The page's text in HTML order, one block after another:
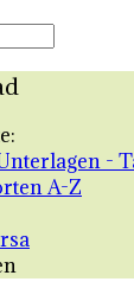
-
A-Z